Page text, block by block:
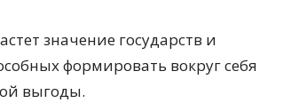
значение государств и
формировать вокруг себя
выгоды.